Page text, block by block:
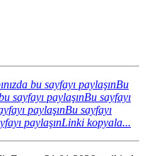
bu sayfayı paylaşınBu
sayfayı paylaşınBu sayfayı
paylaşınBu sayfayı
paylaşınLinki kopyala...